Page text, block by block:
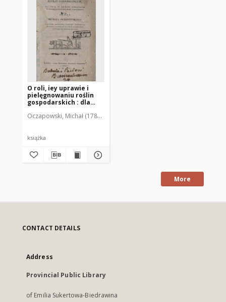
O roli, iey uprawie i
pielęgnowaniu roślin
gospodarskich : dla
powiatowych w
Oczapowski, Michał (1788-1854)
książka
More
CONTACT DETAILS
Address
Provincial Public Library
of Emilia Sukertowa-Biedrawina